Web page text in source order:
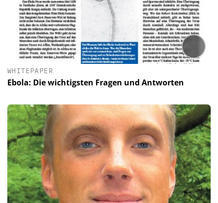
WHITEPAPER
Ebola: Die wichtigsten Fragen und Antworten